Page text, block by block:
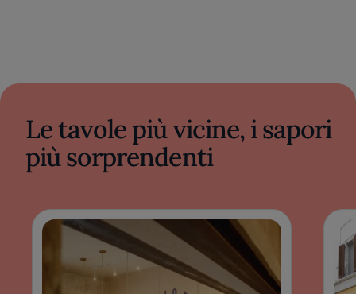
Le tavole più vicine, i sapori
più sorprendenti